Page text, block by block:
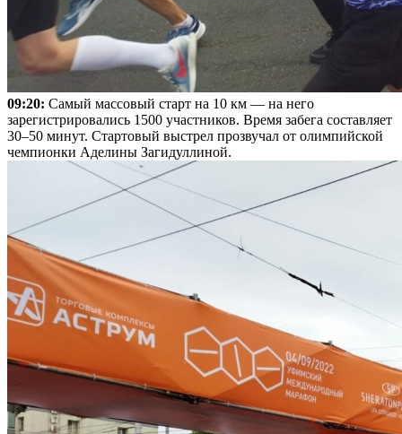
09:20: Самый массовый старт на 10 км — на него
зарегистрировались 1500 участников. Время забега составляет
30–50 минут. Стартовый выстрел прозвучал от олимпийской
чемпионки Аделины Загидуллиной.